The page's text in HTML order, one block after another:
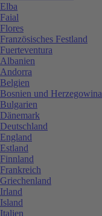
Elba
Faial
Flores
Französisches Festland
Fuerteventura
Albanien
Andorra
Belgien
Bosnien und Herzegowina
Bulgarien
Dänemark
Deutschland
England
Estland
Finnland
Frankreich
Griechenland
Irland
Island
Italien